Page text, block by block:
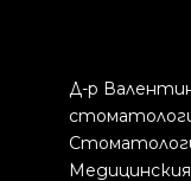
Д-р